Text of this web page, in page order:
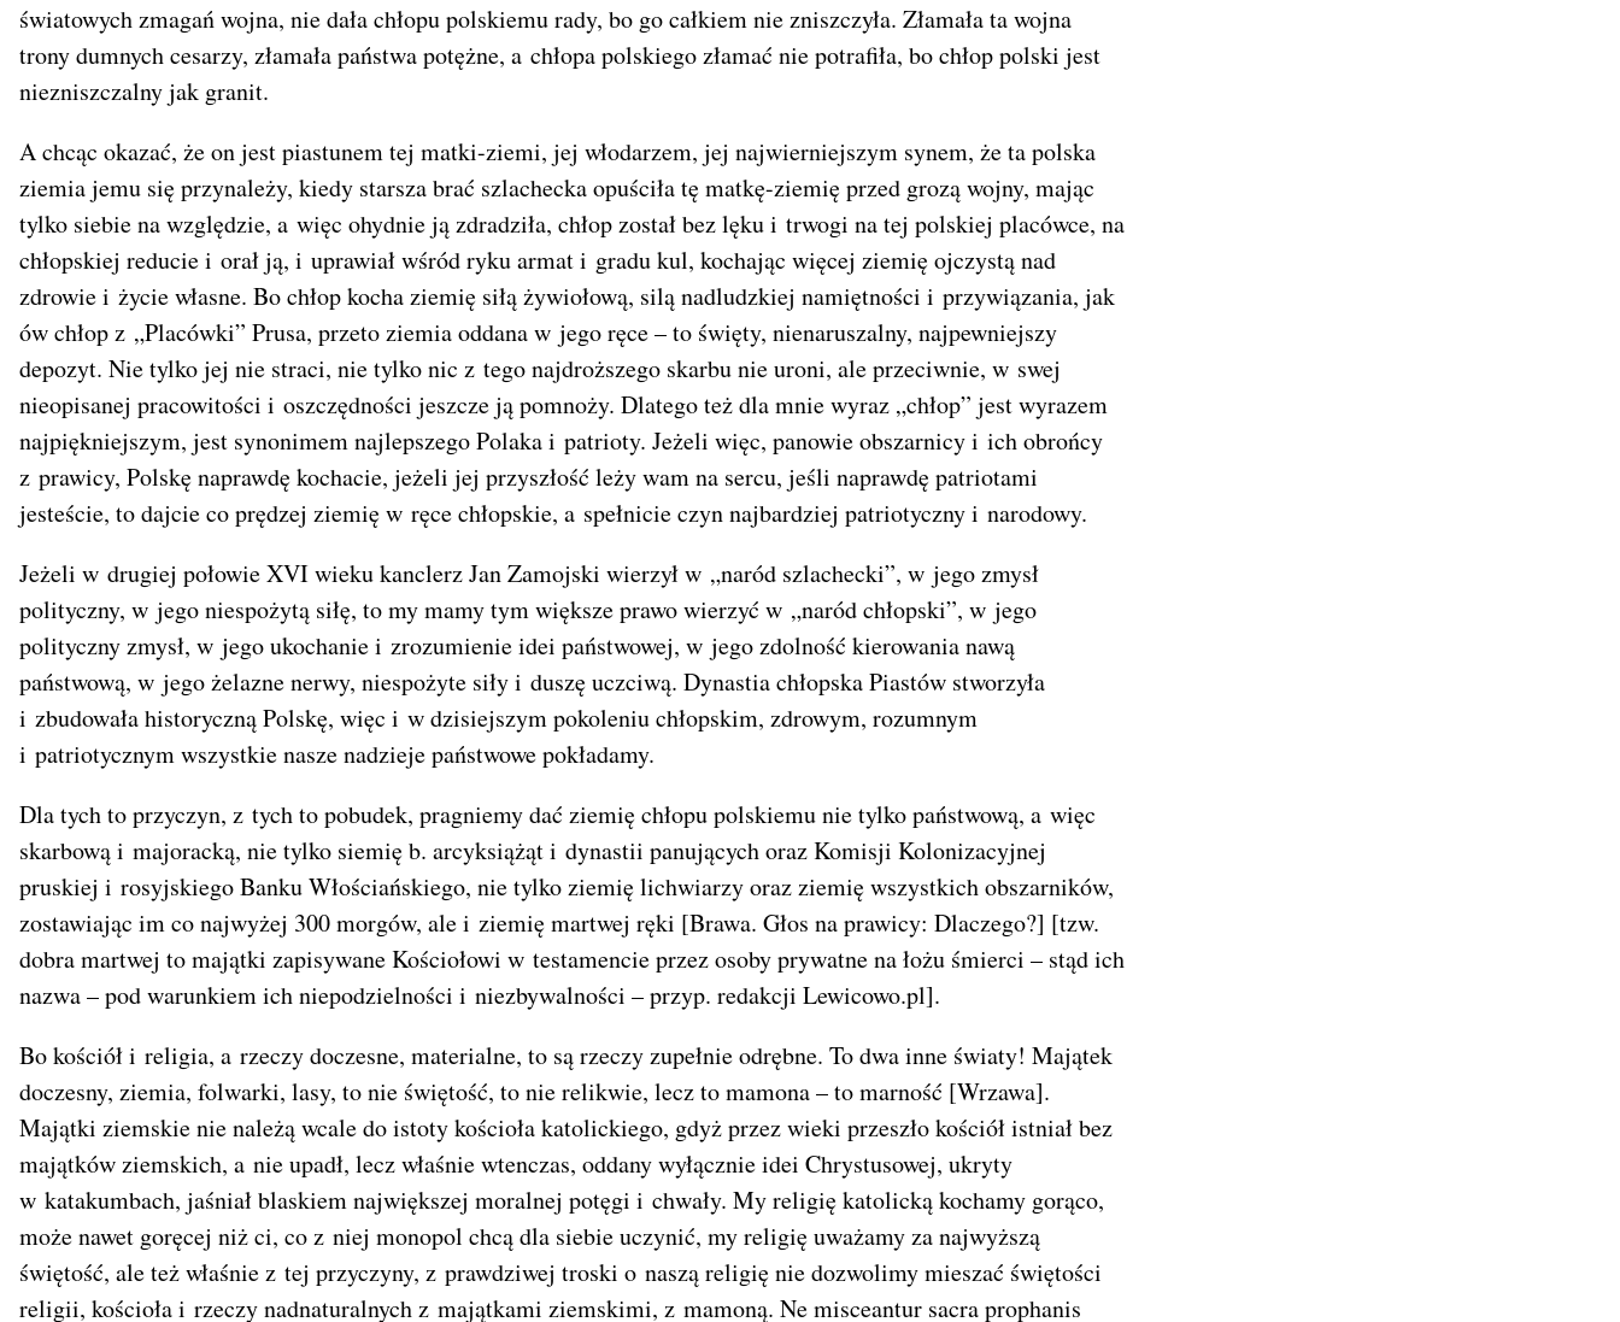
światowych zmagań wojna, nie dała chłopu polskiemu rady, bo go całkiem nie zniszczyła. Złamała ta wojna
trony dumnych cesarzy, złamała państwa potężne, a chłopa polskiego złamać nie potrafiła, bo chłop polski jest
niezniszczalny jak granit.
A chcąc okazać, że on jest piastunem tej matki-ziemi, jej włodarzem, jej najwierniejszym synem, że ta polska
ziemia jemu się przynależy, kiedy starsza brać szlachecka opuściła tę matkę-ziemię przed grozą wojny, mając
tylko siebie na względzie, a więc ohydnie ją zdradziła, chłop został bez lęku i trwogi na tej polskiej placówce, na
chłopskiej reducie i orał ją, i uprawiał wśród ryku armat i gradu kul, kochając więcej ziemię ojczystą nad
zdrowie i życie własne. Bo chłop kocha ziemię siłą żywiołową, silą nadludzkiej namiętności i przywiązania, jak
ów chłop z „Placówki” Prusa, przeto ziemia oddana w jego ręce – to święty, nienaruszalny, najpewniejszy
depozyt. Nie tylko jej nie straci, nie tylko nic z tego najdroższego skarbu nie uroni, ale przeciwnie, w swej
nieopisanej pracowitości i oszczędności jeszcze ją pomnoży. Dlatego też dla mnie wyraz „chłop” jest wyrazem
najpiękniejszym, jest synonimem najlepszego Polaka i patrioty. Jeżeli więc, panowie obszarnicy i ich obrońcy
z prawicy, Polskę naprawdę kochacie, jeżeli jej przyszłość leży wam na sercu, jeśli naprawdę patriotami
jesteście, to dajcie co prędzej ziemię w ręce chłopskie, a spełnicie czyn najbardziej patriotyczny i narodowy.
Jeżeli w drugiej połowie XVI wieku kanclerz Jan Zamojski wierzył w „naród szlachecki”, w jego zmysł
polityczny, w jego niespożytą siłę, to my mamy tym większe prawo wierzyć w „naród chłopski”, w jego
polityczny zmysł, w jego ukochanie i zrozumienie idei państwowej, w jego zdolność kierowania nawą
państwową, w jego żelazne nerwy, niespożyte siły i duszę uczciwą. Dynastia chłopska Piastów stworzyła
i zbudowała historyczną Polskę, więc i w dzisiejszym pokoleniu chłopskim, zdrowym, rozumnym
i patriotycznym wszystkie nasze nadzieje państwowe pokładamy.
Dla tych to przyczyn, z tych to pobudek, pragniemy dać ziemię chłopu polskiemu nie tylko państwową, a więc
skarbową i majoracką, nie tylko siemię b. arcyksiążąt i dynastii panujących oraz Komisji Kolonizacyjnej
pruskiej i rosyjskiego Banku Włościańskiego, nie tylko ziemię lichwiarzy oraz ziemię wszystkich obszarników,
zostawiając im co najwyżej 300 morgów, ale i ziemię martwej ręki [Brawa. Głos na prawicy: Dlaczego?] [tzw.
dobra martwej to majątki zapisywane Kościołowi w testamencie przez osoby prywatne na łożu śmierci – stąd ich
nazwa – pod warunkiem ich niepodzielności i niezbywalności – przyp. redakcji Lewicowo.pl].
Bo kościół i religia, a rzeczy doczesne, materialne, to są rzeczy zupełnie odrębne. To dwa inne światy! Majątek
doczesny, ziemia, folwarki, lasy, to nie świętość, to nie relikwie, lecz to mamona – to marność [Wrzawa].
Majątki ziemskie nie należą wcale do istoty kościoła katolickiego, gdyż przez wieki przeszło kościół istniał bez
majątków ziemskich, a nie upadł, lecz właśnie wtenczas, oddany wyłącznie idei Chrystusowej, ukryty
w katakumbach, jaśniał blaskiem największej moralnej potęgi i chwały. My religię katolicką kochamy gorąco,
może nawet goręcej niż ci, co z niej monopol chcą dla siebie uczynić, my religię uważamy za najwyższą
świętość, ale też właśnie z tej przyczyny, z prawdziwej troski o naszą religię nie dozwolimy mieszać świętości
religii, kościoła i rzeczy nadnaturalnych z majątkami ziemskimi, z mamoną. Ne misceantur sacra prophanis